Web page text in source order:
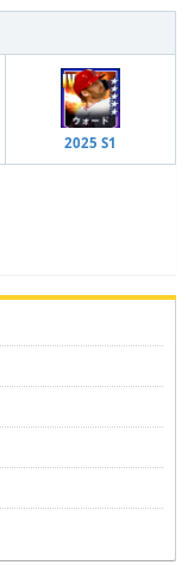
2025 S1